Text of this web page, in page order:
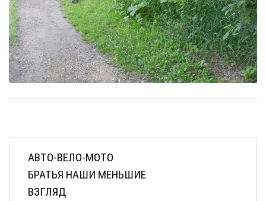
АВТО-ВЕЛО-МОТО
БРАТЬЯ НАШИ МЕНЬШИЕ
ВЗГЛЯД